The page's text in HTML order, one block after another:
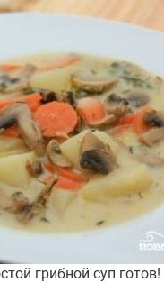
грибной суп готов!